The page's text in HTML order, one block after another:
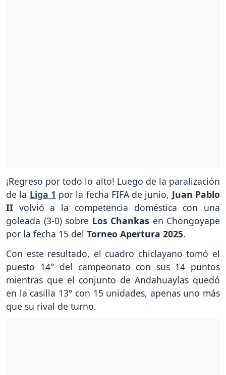
¡Regreso por todo lo alto! Luego de la paralización
de la Liga 1 por la fecha FIFA de junio, Juan Pablo
II volvió a la competencia doméstica con una
goleada (3-0) sobre Los Chankas en Chongoyape
por la fecha 15 del Torneo Apertura 2025.
Con este resultado, el cuadro chiclayano tomó el
puesto 14° del campeonato con sus 14 puntos
mientras que el conjunto de Andahuaylas quedó
en la casilla 13° con 15 unidades, apenas uno más
que su rival de turno.